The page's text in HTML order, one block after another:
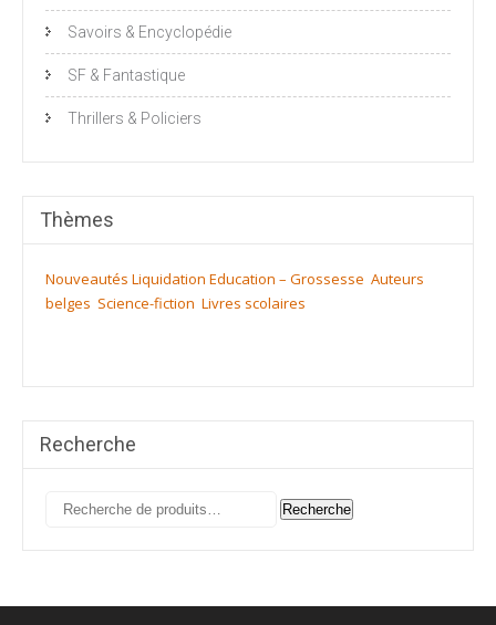
Savoirs & Encyclopédie
SF & Fantastique
Thrillers & Policiers
Thèmes
Nouveautés Liquidation Education – Grossesse Auteurs
belges Science-fiction Livres scolaires
Recherche
Recherche
Recherche